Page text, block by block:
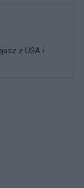
z USA i